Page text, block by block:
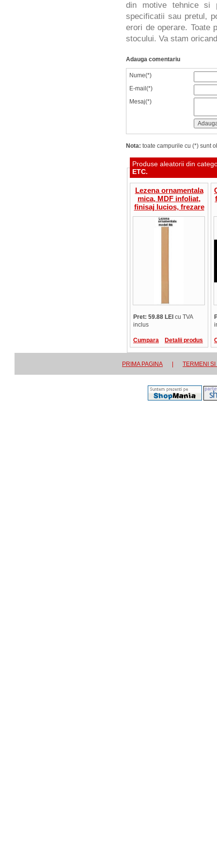
din motive tehnice si
specificatii sau pretul,
erori de operare. Toate
stocului. Va stam
Adauga comentariu
Nume(*)
E-mail(*)
Mesaj(*)
Nota: toate campurile cu (*) sunt
Produse aleatorii din
ETC.
Lezena ornamentala
mica, MDF infoliat,
finisaj lucios, frezare
R6, 4 lungimi,
pret/bucata
Pret: 59.88 LEI cu TVA
inclus
Cumpara Detalii produs
PRIMA PAGINA TERMENI SI